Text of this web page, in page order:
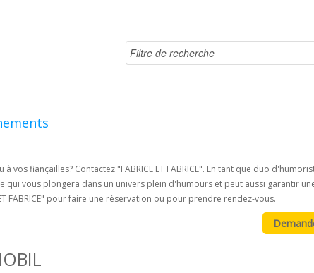
fiançailles? Contactez "FABRICE ET FABRICE". En tant que duo
qui vous plongera dans un univers plein d'humours et peut aussi garantir
FABRICE" pour faire une réservation ou pour prendre rendez-vous.